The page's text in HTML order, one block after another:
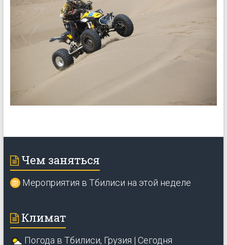
Чем заняться
Мероприятия в Тбилиси на этой неделе
Климат
Погода в Тбилиси, Грузия | Сегодня